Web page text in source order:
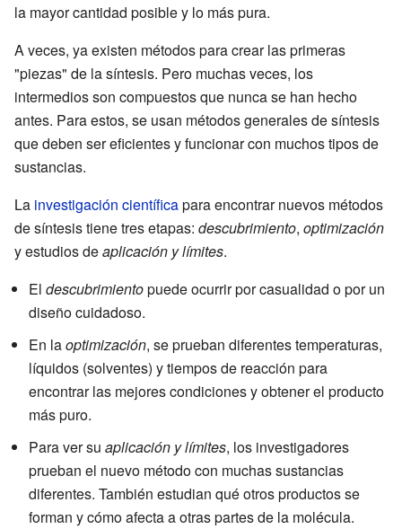
la mayor cantidad posible y lo más pura.
A veces, ya existen métodos para crear las primeras
"piezas" de la síntesis. Pero muchas veces, los
intermedios son compuestos que nunca se han hecho
antes. Para estos, se usan métodos generales de síntesis
que deben ser eficientes y funcionar con muchos tipos de
sustancias.
La investigación científicapara encontrar nuevos métodos
de síntesis tiene tres etapas: descubrimiento, optimización
y estudios deaplicación y límites.
El descubrimientopuede ocurrir por casualidad o por un
diseño cuidadoso.
En laoptimización, se prueban diferentes temperaturas,
líquidos (solventes) y tiempos de reacción para
encontrar las mejores condiciones y obtener el producto
más puro.
Para ver su aplicación y límites, los investigadores
prueban el nuevo método con muchas sustancias
diferentes. También estudian qué otros productos se
forman y cómo afecta a otras partes de la molécula.